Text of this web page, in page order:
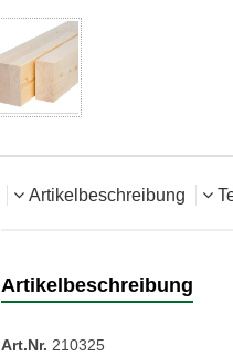
Artikelbeschreibung
Artikelbeschreibung
Art.Nr. 210325